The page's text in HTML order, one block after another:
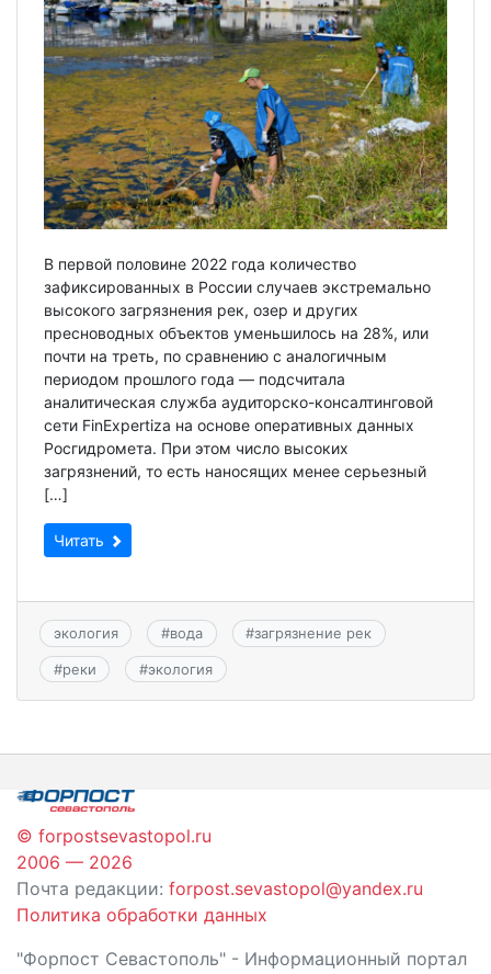
В первой половине 2022 года количество
зафиксированных в России случаев экстремально
высокого загрязнения рек, озер и других
пресноводных объектов уменьшилось на 28%, или
почти на треть, по сравнению с аналогичным
периодом прошлого года — подсчитала
аналитическая служба аудиторско-консалтинговой
сети FinExpertiza на основе оперативных данных
Росгидромета. При этом число высоких
загрязнений, то есть наносящих менее серьезный
[…]
Читать
экология #вода #загрязнение рек
#реки #экология
© forpostsevastopol.ru
2006 — 2026
Почта редакции: forpost.sevastopol@yandex.ru
Политика обработки данных
"Форпост Севастополь" - Информационный портал